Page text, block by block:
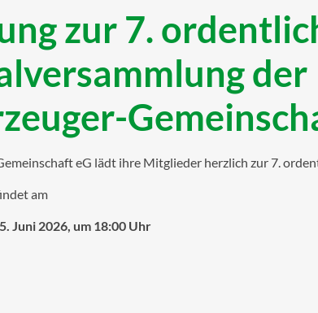
zur 7.
der
eG lädt ihre Mitglieder herzlich zur 7.
am
Juni 2026, um 18:00 Uhr